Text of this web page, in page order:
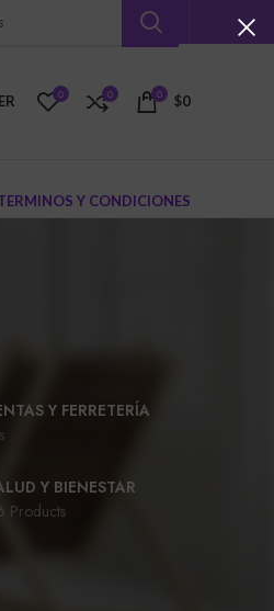
0 0 0 $0
Y CONDICIONES
Y FERRETERÍA
Y BIENESTAR
Products